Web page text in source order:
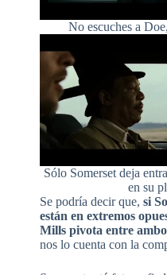
No escuches a
Sólo Somerset deja
en su
Se podría decir que, si
están en extremos
Mills pivota entre
nos lo cuenta con la